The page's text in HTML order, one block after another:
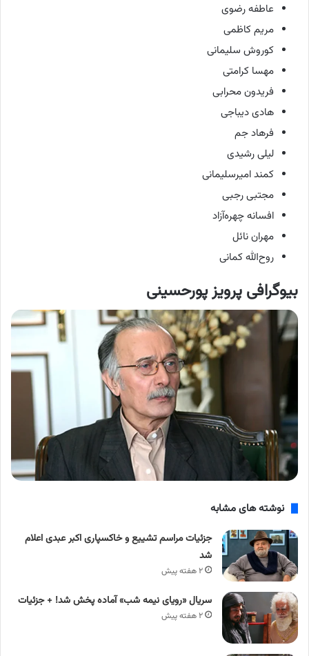
عاطفه رضوی
مریم کاظمی
کوروش سلیمانی
مهسا کرامتی
فریدون محرابی
هادی دیباجی
فرهاد جم
لیلی رشیدی
کمند امیرسلیمانی
مجتبی رجبی
افسانه چهره‌آزاد
مهران نائل
روح‌الله کمانی
بیوگرافی پرویز پورحسینی
نوشته های مشابه
جزئیات مراسم تشییع و خاکسپاری اکبر عبدی اعلام
شد
۲ هفته پیش
سریال «رویای نیمه شب» آماده پخش شد! + جزئیات
۲ هفته پیش